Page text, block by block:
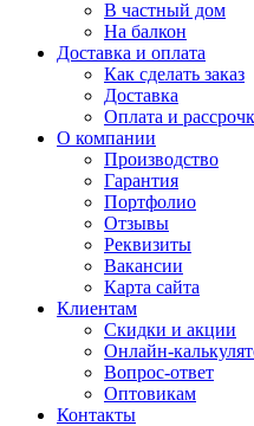
В частный дом
На балкон
Доставка и оплата
Как сделать заказ
Доставка
Оплата и
О компании
Производство
Гарантия
Портфолио
Отзывы
Реквизиты
Вакансии
Карта сайта
Клиентам
Скидки и акции
Онлайн-
Вопрос-ответ
Оптовикам
Контакты